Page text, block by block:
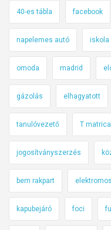
40-es tábla facebook
napelemes autó iskola
omoda madrid
gázolás elhagyatott
tanulóvezető T matrica
jogosítványszerzés
bem rakpart
kapubejáró foci